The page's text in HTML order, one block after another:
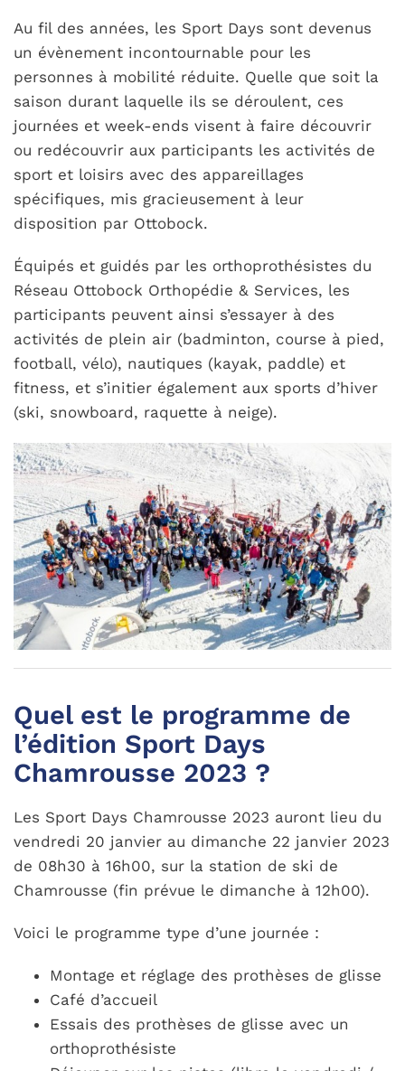
Au fil des années, les Sport Days sont devenus
un évènement incontournable pour les
personnes à mobilité réduite. Quelle que soit la
saison durant laquelle ils se déroulent, ces
journées et week-ends visent à faire découvrir
ou redécouvrir aux participants les activités de
sport et loisirs avec des appareillages
spécifiques, mis gracieusement à leur
disposition par Ottobock.
Équipés et guidés par les orthoprothésistes du
Réseau Ottobock Orthopédie & Services, les
participants peuvent ainsi s’essayer à des
activités de plein air (badminton, course à pied,
football, vélo), nautiques (kayak, paddle) et
fitness, et s’initier également aux sports d’hiver
(ski, snowboard, raquette à neige).
Quel est le programme de
l’édition Sport Days
Chamrousse 2023 ?
Les Sport Days Chamrousse 2023 auront lieu du
vendredi 20 janvier au dimanche 22 janvier 2023
de 08h30 à 16h00, sur la station de ski de
Chamrousse (fin prévue le dimanche à 12h00).
Voici le programme type d’une journée :
Montage et réglage des prothèses de glisse
Café d’accueil
Essais des prothèses de glisse avec un
orthoprothésiste